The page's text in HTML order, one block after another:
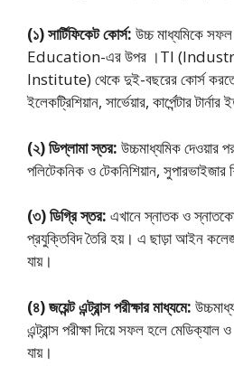
(১) সার্টিফিকেট কোর্স: উচ্চ মাধ্যমিকে
Education-এর উপর ।TI
Institute) থেকে দুই-বছরের কোর্স
ইলেকট্রিশিয়ান, সার্ভেয়ার, কার্পেন্টার
(২) ডিপ্লামা স্তর: উচ্চমাধ্যমিক দেওয়ার
পলিটেকনিক ও টেকনিশিয়ান, সুপারভাইজার
(৩) ডিগ্রি স্তর: এখানে স্নাতক ও
প্রযুক্তিবিদ তৈরি হয়। এ ছাড়া আইন
যায়।
(৪) জয়েন্ট এন্ট্রান্স পরীক্ষার মাধ্যমে:
এন্ট্রান্স পরীক্ষা দিয়ে সফল হলে মেডিক্যাল
যায়।